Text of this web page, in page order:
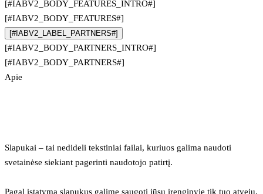
[#IABV2_BODY_FEATURES_INTRO#]
[#IABV2_BODY_FEATURES#]
[#IABV2_LABEL_PARTNERS#]
[#IABV2_BODY_PARTNERS_INTRO#]
[#IABV2_BODY_PARTNERS#]
Apie
Slapukai – tai nedideli tekstiniai failai, kuriuos galima naudoti
svetainėse siekiant pagerinti naudotojo patirtį.
Pagal įstatymą slapukus galime saugoti jūsų įrenginyje tik tuo atveju,